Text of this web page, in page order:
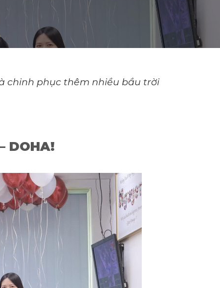
chinh phục thêm nhiều bầu trời
DOHA!